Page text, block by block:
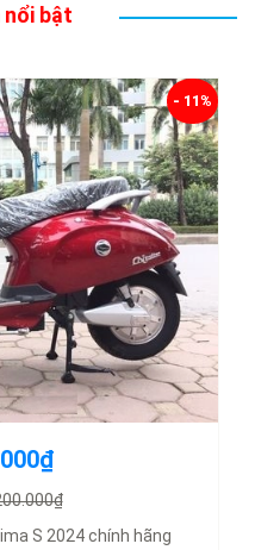
nổi bật
- 11%
S 2024 chính hãng